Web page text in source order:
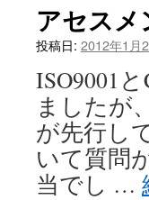
ツ
へ
ス
ッ
プ
アセス
投稿日: 2012年1月
ISO9001
ましたが
が先行し
いて質問
当でし …